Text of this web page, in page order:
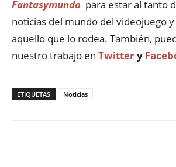
Fantasymundo para estar al tanto
noticias del mundo del videojuego
aquello que lo rodea. También,
nuestro trabajo en Twittery
ETIQUETAS Noticias